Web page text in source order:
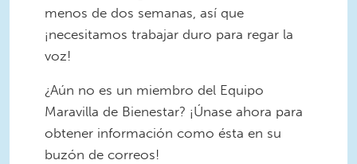
menos de dos semanas, así que
¡necesitamos trabajar duro para regar la
voz!
¿Aún no es un miembro del Equipo
Maravilla de Bienestar? ¡Únase ahora para
obtener información como ésta en su
buzón de correos!